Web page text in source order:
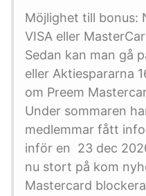
Möjlighet till bonus:
VISA eller
Sedan kan man gå
eller Aktiespararna
om Preem
Under sommaren
medlemmar fått
inför en 23 dec
nu stort på kom
Mastercard